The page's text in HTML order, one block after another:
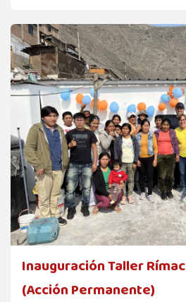
Inauguración Taller Rímac
(Acción Permanente)